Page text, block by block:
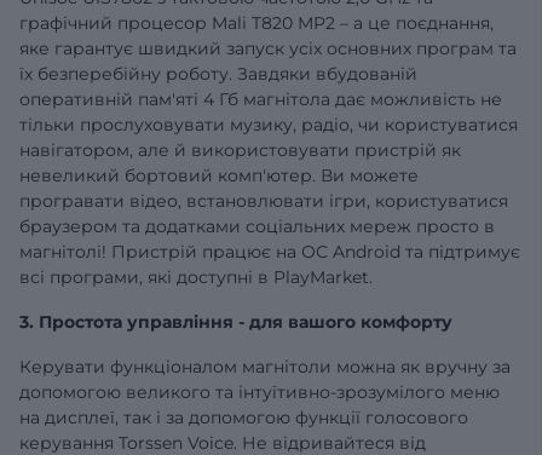
графічний процесор Mali T820 MP2 – а це поєднання,
яке гарантує швидкий запуск усіх основних програм та
їх безперебійну роботу. Завдяки вбудованій
оперативній пам'яті 4 Гб магнітола дає можливість не
тільки прослуховувати музику, радіо, чи користуватися
навігатором, але й використовувати пристрій як
невеликий бортовий комп'ютер. Ви можете
програвати відео, встановлювати ігри, користуватися
браузером та додатками соціальних мереж просто в
магнітолі! Пристрій працює на ОС Android та підтримує
всі програми, які доступні в PlayMarket.
3. Простота управління - для вашого комфорту
Керувати функціоналом магнітоли можна як вручну за
допомогою великого та інтуїтивно-зрозумілого меню
на дисплеї, так і за допомогою функції голосового
керування Torssen Voice. Не відривайтеся від